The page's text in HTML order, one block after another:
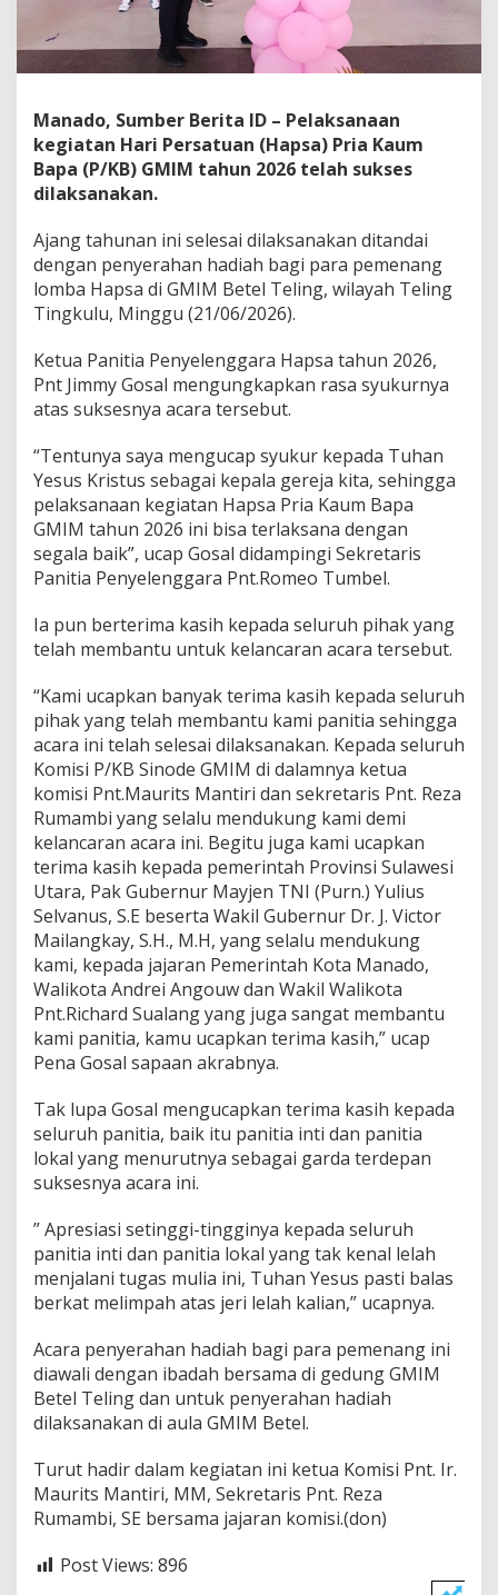
s
e
s
D
g
e
l
a
G
o
s
a
l
c
a
p
k
n
R
a
s
a
S
y
u
u
r
Manado, Sumber Berita ID – Pelaksanaan
kegiatan Hari Persatuan (Hapsa) Pria Kaum
Bapa (P/KB) GMIM tahun 2026 telah sukses
dilaksanakan.
Ajang tahunan ini selesai dilaksanakan ditandai
dengan penyerahan hadiah bagi para pemenang
lomba Hapsa di GMIM Betel Teling, wilayah Teling
Tingkulu, Minggu (21/06/2026).
Ketua Panitia Penyelenggara Hapsa tahun 2026,
Pnt Jimmy Gosal mengungkapkan rasa syukurnya
atas suksesnya acara tersebut.
“Tentunya saya mengucap syukur kepada Tuhan
Yesus Kristus sebagai kepala gereja kita, sehingga
pelaksanaan kegiatan Hapsa Pria Kaum Bapa
GMIM tahun 2026 ini bisa terlaksana dengan
segala baik”, ucap Gosal didampingi Sekretaris
Panitia Penyelenggara Pnt.Romeo Tumbel.
Ia pun berterima kasih kepada seluruh pihak yang
telah membantu untuk kelancaran acara tersebut.
“Kami ucapkan banyak terima kasih kepada seluruh
pihak yang telah membantu kami panitia sehingga
acara ini telah selesai dilaksanakan. Kepada seluruh
Komisi P/KB Sinode GMIM di dalamnya ketua
komisi Pnt.Maurits Mantiri dan sekretaris Pnt. Reza
Rumambi yang selalu mendukung kami demi
kelancaran acara ini. Begitu juga kami ucapkan
terima kasih kepada pemerintah Provinsi Sulawesi
Utara, Pak Gubernur Mayjen TNI (Purn.) Yulius
Selvanus, S.E beserta Wakil Gubernur Dr. J. Victor
Mailangkay, S.H., M.H, yang selalu mendukung
kami, kepada jajaran Pemerintah Kota Manado,
Walikota Andrei Angouw dan Wakil Walikota
Pnt.Richard Sualang yang juga sangat membantu
kami panitia, kamu ucapkan terima kasih,” ucap
Pena Gosal sapaan akrabnya.
Tak lupa Gosal mengucapkan terima kasih kepada
seluruh panitia, baik itu panitia inti dan panitia
lokal yang menurutnya sebagai garda terdepan
suksesnya acara ini.
” Apresiasi setinggi-tingginya kepada seluruh
panitia inti dan panitia lokal yang tak kenal lelah
menjalani tugas mulia ini, Tuhan Yesus pasti balas
berkat melimpah atas jeri lelah kalian,” ucapnya.
Acara penyerahan hadiah bagi para pemenang ini
diawali dengan ibadah bersama di gedung GMIM
Betel Teling dan untuk penyerahan hadiah
dilaksanakan di aula GMIM Betel.
Turut hadir dalam kegiatan ini ketua Komisi Pnt. Ir.
Maurits Mantiri, MM, Sekretaris Pnt. Reza
Rumambi, SE bersama jajaran komisi.(don)
Post Views: 896